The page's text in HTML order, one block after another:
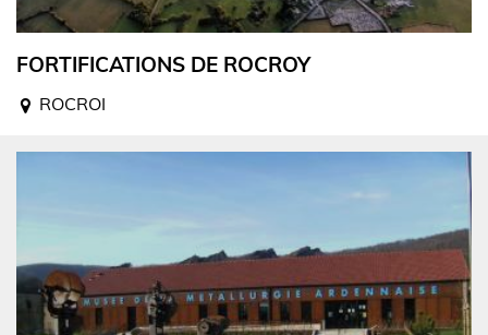
FORTIFICATIONS DE ROCROY
ROCROI